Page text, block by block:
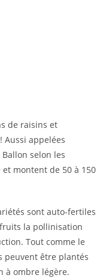
de raisins et
Aussi appelées
selon les
montent de 50 à 150
sont auto-fertiles
la pollinisation
Tout comme le
peuvent être plantés
à ombre légère.